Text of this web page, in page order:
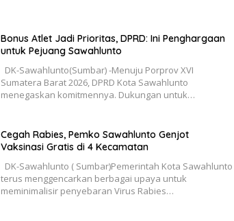
Bonus Atlet Jadi Prioritas, DPRD: Ini Penghargaan
untuk Pejuang Sawahlunto
DK-Sawahlunto(Sumbar) -Menuju Porprov XVI
Sumatera Barat 2026, DPRD Kota Sawahlunto
menegaskan komitmennya. Dukungan untuk…
Cegah Rabies, Pemko Sawahlunto Genjot
Vaksinasi Gratis di 4 Kecamatan
DK-Sawahlunto ( Sumbar)Pemerintah Kota Sawahlunto
terus menggencarkan berbagai upaya untuk
meminimalisir penyebaran Virus Rabies…